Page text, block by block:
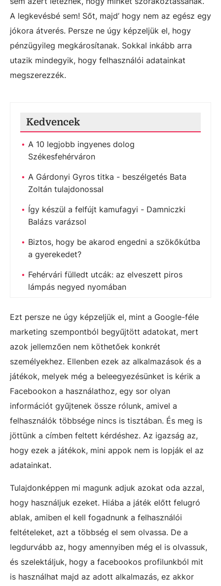
A legkevésbé sem! Sőt, majd’ hogy nem az egész egy
jókora átverés. Persze ne úgy képzeljük el, hogy
pénzügyileg megkárosítanak. Sokkal inkább arra
utazik mindegyik, hogy felhasználói adatainkat
megszerezzék.
Kedvencek
A 10 legjobb ingyenes dolog
Székesfehérváron
A Gárdonyi Gyros titka - beszélgetés Bata
Zoltán tulajdonossal
Így készül a felfújt kamufagyi - Damniczki
Balázs varázsol
Biztos, hogy be akarod engedni a szökőkútba
a gyerekedet?
Fehérvári fülledt utcák: az elveszett piros
lámpás negyed nyomában
Ezt persze ne úgy képzeljük el, mint a Google-féle
marketing szempontból begyűjtött adatokat, mert
azok jellemzően nem köthetőek konkrét
személyekhez. Ellenben ezek az alkalmazások és a
játékok, melyek még a beleegyezésünket is kérik a
Facebookon a használathoz, egy sor olyan
információt gyűjtenek össze rólunk, amivel a
felhasználók többsége nincs is tisztában. És meg is
jöttünk a címben feltett kérdéshez. Az igazság az,
hogy ezek a játékok, mini appok nem is lopják el az
adatainkat.
Tulajdonképpen mi magunk adjuk azokat oda azzal,
hogy használjuk ezeket. Hiába a játék előtt felugró
ablak, amiben el kell fogadnunk a felhasználói
feltételeket, azt a többség el sem olvassa. De a
legdurvább az, hogy amennyiben még el is olvassuk,
és szelektáljuk, hogy a facebookos profilunkból mit
is használhat majd az adott alkalmazás, ez akkor